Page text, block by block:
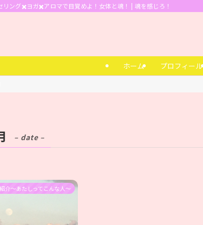
リング✖️ヨガ✖️アロマで目覚めよ！女体と魂！ | 魂を感じろ！
ホーム プロフィール
– date –
介〜あたしってこんな人〜